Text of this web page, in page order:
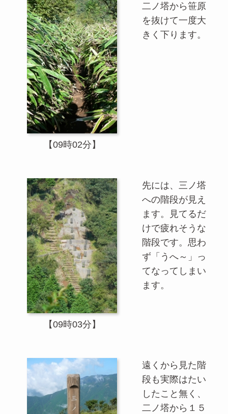
【09時02分】
二ノ塔から笹原
を抜けて一度大
きく下ります。
【09時03分】
先には、三ノ塔
への階段が見え
ます。見てるだ
けで疲れそうな
階段です。思わ
ず「うへ～」っ
てなってしまい
ます。
遠くから見た階
段も実際はたい
したこと無く、
二ノ塔から１５